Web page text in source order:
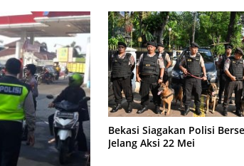
Bekasi Siagakan Polisi
Jelang Aksi 22 Mei